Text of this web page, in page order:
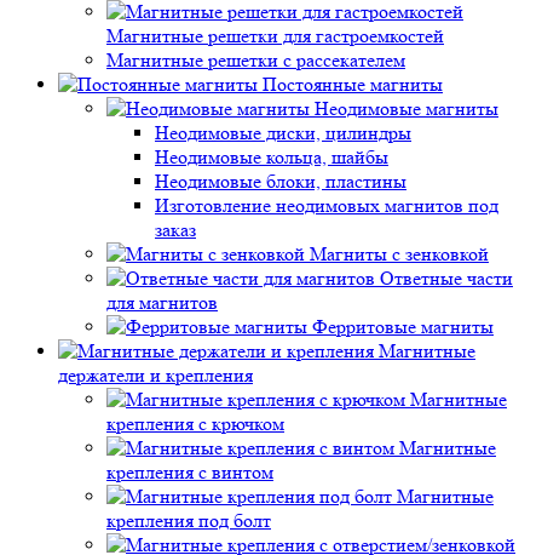
Магнитные решетки для гастроемкостей
Магнитные решетки с рассекателем
Постоянные магниты
Неодимовые магниты
Неодимовые диски, цилиндры
Неодимовые кольца, шайбы
Неодимовые блоки, пластины
Изготовление неодимовых магнитов под
заказ
Магниты с зенковкой
Ответные части
для магнитов
Ферритовые магниты
Магнитные
держатели и крепления
Магнитные
крепления с крючком
Магнитные
крепления с винтом
Магнитные
крепления под болт